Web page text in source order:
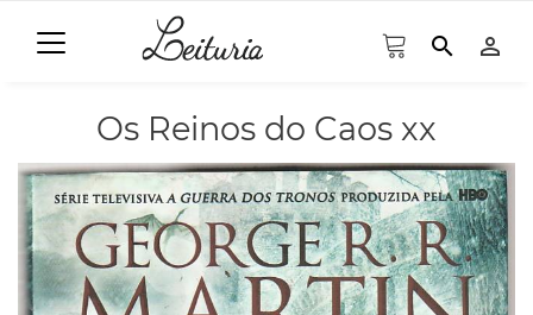
search person_outline
Os Reinos do Caos xx